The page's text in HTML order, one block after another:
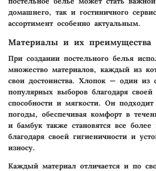
домашнего, так и гостиничного
ассортимент особенно актуальным.
Материалы и их преимущества
При создании постельного белья
множество материалов, каждый из
свои достоинства. Хлопок — один из
популярных выборов благодаря
способности и мягкости. Он
погоды, обеспечивая комфорт в
и бамбук также становятся все
благодаря своей гигиеничности и
износу.
Каждый материал отличается и по